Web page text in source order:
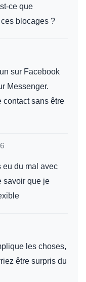
ce que
blocages ?
sur Facebook
Messenger.
contact sans être
eu du mal avec
savoir que je
les choses,
être surpris du